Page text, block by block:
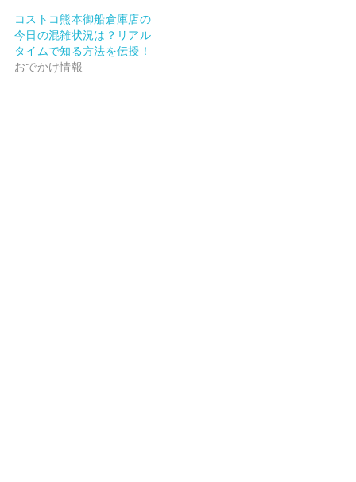
コストコ熊本御船倉庫店の
今日の混雑状況は？リアル
タイムで知る方法を伝授！
おでかけ情報